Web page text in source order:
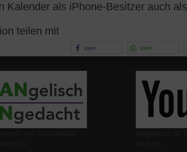
Kalender als iPhone-Besitzer auch als
teilen mit
teilen teilen